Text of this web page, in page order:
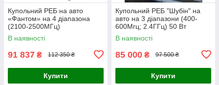
Купольний РЕБ на авто
«Фантом» на 4 діапазона
(2100-2500МГц)
В наявності
91 837 ₴ 112 350 ₴
Купити
Купольний РЕБ "Шубін" на
авто на 3 діапазони (400-
600Мгц; 2.4ГГц) 50 Вт
В наявності
85 000 ₴ 97 500 ₴
Купити